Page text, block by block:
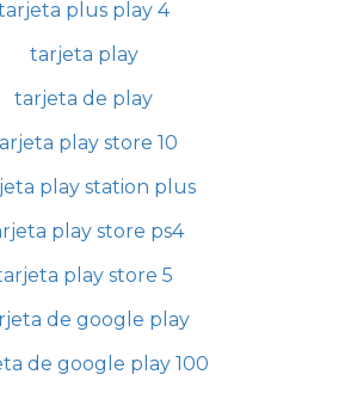
plus play 4
tarjeta play
tarjeta de play
play store 10
play station plus
play store ps4
play store 5
de google play
de google play 100